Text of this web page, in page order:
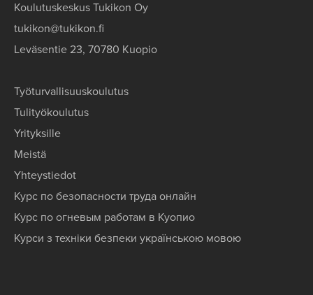
Koulutuskeskus Tukikon Oy
tukikon@tukikon.fi
Leväsentie 23, 70780 Kuopio
Työturvallisuuskoulutus
Tulityökoulutus
Yrityksille
Meistä
Yhteystiedot
Курс по безопасности труда онлайн
Курс по огневым работам в Куопио
Курси з техніки безпеки українською мовою